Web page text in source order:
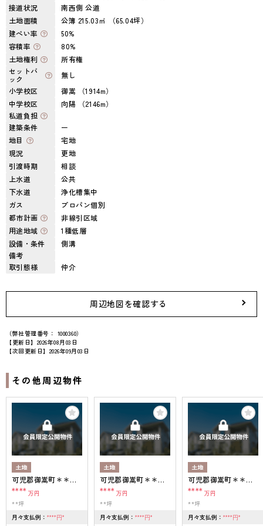
接道状況
南西側 公道
土地面積
公簿 215.03㎡ （65.04坪）
建ぺい率
50%
容積率
80%
土地権利
所有権
セットバ
ック
無し
小学校区
御嵩 （1914m）
中学校区
向陽 （2146m）
私道負担
建築条件
ー
地目
宅地
現況
更地
引渡時期
相談
上水道
公共
下水道
浄化槽集中
ガス
プロパン個別
都市計画
非線引区域
用途地域
1種低層
設備・条件
側溝
備考
取引態様
仲介
周辺地図を確認する
（弊社管理番号： 1000360）
【更新日】2026年08月03日
【次回更新日】2026年09月03日
その他周辺物件
土地
可児郡御嵩町＊＊＊
＊
**** 万円
**坪
月々支払例： ****円*
土地
可児郡御嵩町＊＊＊
＊
**** 万円
**坪
月々支払例： ****円*
土地
可児郡御嵩町＊＊＊
＊
**** 万円
**坪
月々支払例： ****円*